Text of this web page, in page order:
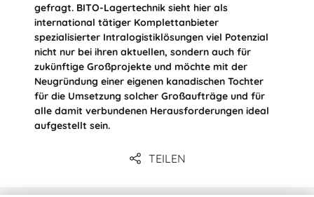
gefragt. BITO-Lagertechnik sieht hier als
international tätiger Komplettanbieter
spezialisierter Intralogistiklösungen viel Potenzial
nicht nur bei ihren aktuellen, sondern auch für
zukünftige Großprojekte und möchte mit der
Neugründung einer eigenen kanadischen Tochter
für die Umsetzung solcher Großaufträge und für
alle damit verbundenen Herausforderungen ideal
aufgestellt sein.
TEILEN